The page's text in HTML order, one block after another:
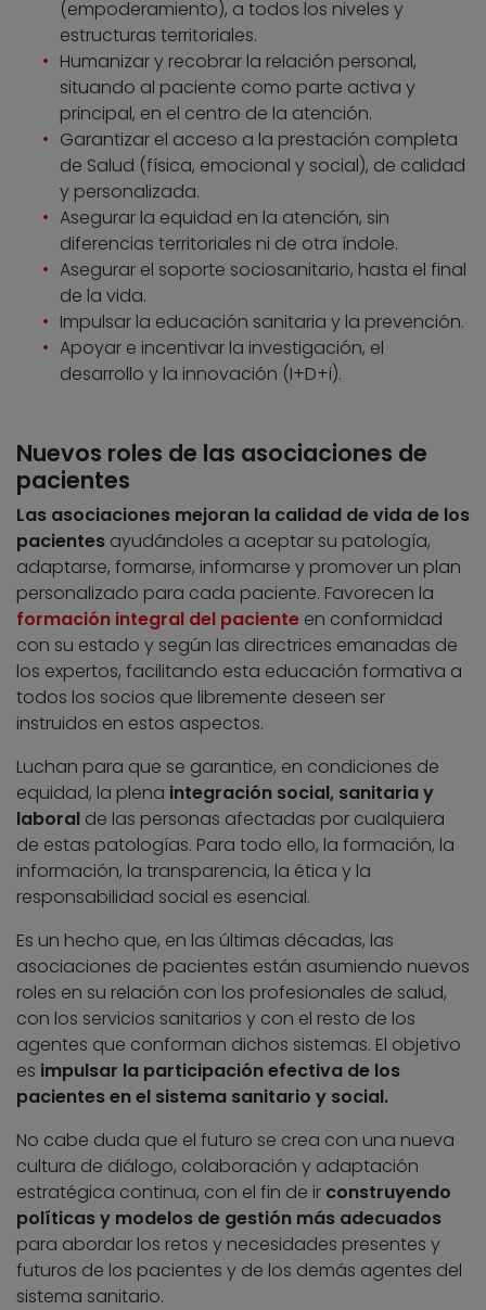
(empoderamiento), a todos los niveles y
estructuras territoriales.
Humanizar y recobrar la relación personal,
situando al paciente como parte activa y
principal, en el centro de la atención.
Garantizar el acceso a la prestación completa
de Salud (física, emocional y social), de calidad
y personalizada.
Asegurar la equidad en la atención, sin
diferencias territoriales ni de otra índole.
Asegurar el soporte sociosanitario, hasta el final
de la vida.
Impulsar la educación sanitaria y la prevención.
Apoyar e incentivar la investigación, el
desarrollo y la innovación (I+D+i).
Nuevos roles de las asociaciones de
pacientes
Las asociaciones mejoran la calidad de vida de los
pacientes ayudándoles a aceptar su patología,
adaptarse, formarse, informarse y promover un plan
personalizado para cada paciente. Favorecen la
formación integral del paciente en conformidad
con su estado y según las directrices emanadas de
los expertos, facilitando esta educación formativa a
todos los socios que libremente deseen ser
instruidos en estos aspectos.
Luchan para que se garantice, en condiciones de
equidad, la plena integración social, sanitaria y
laboral de las personas afectadas por cualquiera
de estas patologías. Para todo ello, la formación, la
información, la transparencia, la ética y la
responsabilidad social es esencial.
Es un hecho que, en las últimas décadas, las
asociaciones de pacientes están asumiendo nuevos
roles en su relación con los profesionales de salud,
con los servicios sanitarios y con el resto de los
agentes que conforman dichos sistemas. El objetivo
es impulsar la participación efectiva de los
pacientes en el sistema sanitario y social.
No cabe duda que el futuro se crea con una nueva
cultura de diálogo, colaboración y adaptación
estratégica continua, con el fin de ir construyendo
políticas y modelos de gestión más adecuados
para abordar los retos y necesidades presentes y
futuros de los pacientes y de los demás agentes del
sistema sanitario.